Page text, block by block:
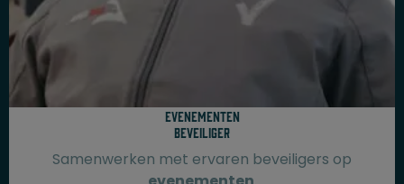
Evenementen
beveiliger
Samenwerken met ervaren beveiligers op